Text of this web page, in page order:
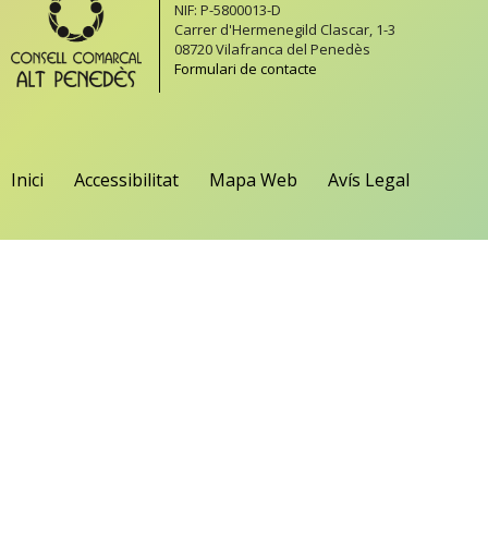
NIF: P-5800013-D
Carrer d'Hermenegild Clascar, 1-3
08720 Vilafranca del Penedès
Formulari de contacte
Inici Accessibilitat Mapa Web Avís Legal